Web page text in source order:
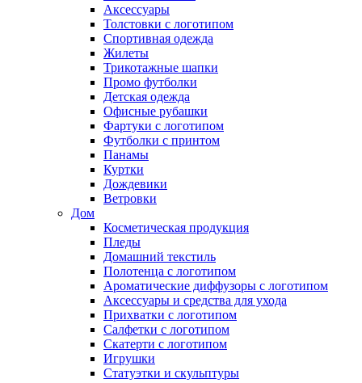
Аксессуары
Толстовки с логотипом
Спортивная одежда
Жилеты
Трикотажные шапки
Промо футболки
Детская одежда
Офисные рубашки
Фартуки с логотипом
Футболки с принтом
Панамы
Куртки
Дождевики
Ветровки
Дом
Косметическая продукция
Пледы
Домашний текстиль
Полотенца с логотипом
Ароматические диффузоры с логотипом
Аксессуары и средства для ухода
Прихватки с логотипом
Салфетки с логотипом
Скатерти с логотипом
Игрушки
Статуэтки и скульптуры